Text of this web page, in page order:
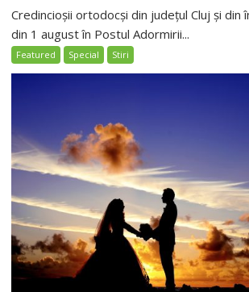
Credincioșii ortodocși din județul Cluj și din
din 1 august în Postul Adormirii...
Featured Special Stiri